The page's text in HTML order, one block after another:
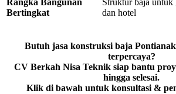
Rangka Bangunan
Bertingkat
Struktur baja untuk
dan hotel
Butuh jasa konstruksi baja
terpercaya?
CV Berkah Nisa Teknik siap bantu
hingga selesai.
Klik di bawah untuk konsultasi &